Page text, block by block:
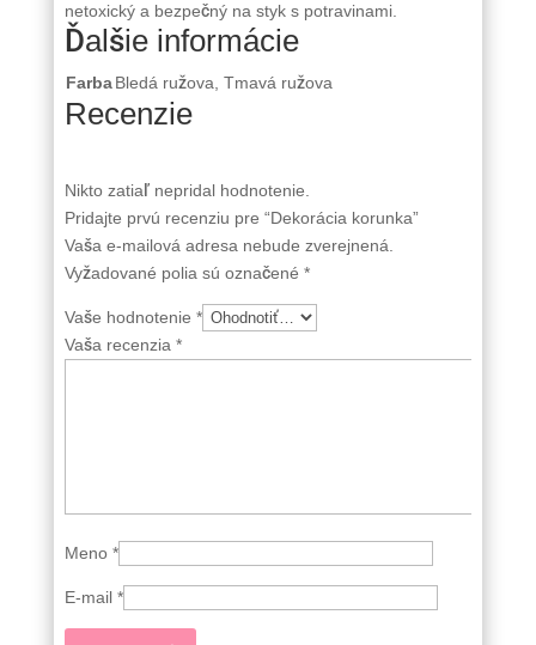
netoxický a bezpečný na styk s potravinami.
Ďalšie informácie
Farba Bledá ružova, Tmavá ružova
Recenzie
Nikto zatiaľ nepridal hodnotenie.
Pridajte prvú recenziu pre “Dekorácia korunka”
Vaša e-mailová adresa nebude zverejnená.
Vyžadované polia sú označené *
Vaše hodnotenie *
Vaša recenzia *
Meno *
E-mail *